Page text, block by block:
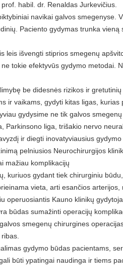
habil. dr. Renaldas Jurkevičius.
navikai galvos smegenyse.
Paciento gydymas trunka
leis išvengti stiprios smegenų
tokie efektyvūs gydymo metodai.
be didesnės rizikos ir
ir vaikams, gydyti kitas ligas,
gydysime ne tik galvos
Parkinsono liga, trišakio nervo
ir diegti inovatyviausius
pelniusios Neurochirurgijos
mažiau komplikacijų
kuriuos gydant tiek chirurginiu
vieta, arti esančios
operuosiantis Kauno klinikų
būdas sumažinti operacijų
smegenų chirurgines
gydymo būdas pacientams,
būti ypatingai naudinga ir tiems